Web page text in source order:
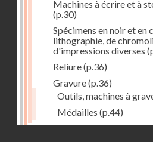
Machines à écrire et à
(p.30)
Spécimens en noir et en
lithographie, de
d'impressions diverses
Reliure(p.36)
Gravure(p.36)
Outils, machines à
Médailles (p.44)